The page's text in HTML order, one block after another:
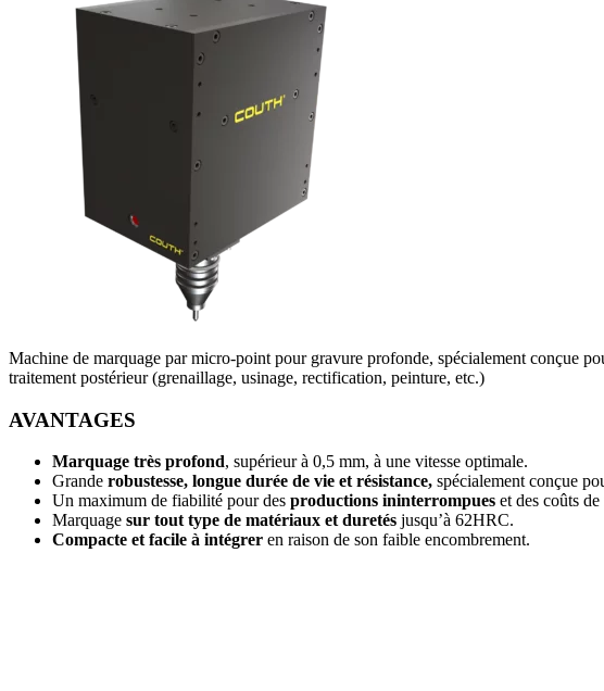
Machine de marquage par micro-point pour gravure profonde, spécialement conçue
traitement postérieur (grenaillage, usinage, rectification, peinture, etc.)
AVANTAGES
Marquage très profond, supérieur à 0,5 mm, à une vitesse optimale.
Grande robustesse, longue durée de vie et résistance, spécialement conçue
Un maximum de fiabilité pour des productions ininterrompues et des coûts
Marquage sur tout type de matériaux et duretés jusqu’à 62HRC.
Compacte et facile à intégrer en raison de son faible encombrement.